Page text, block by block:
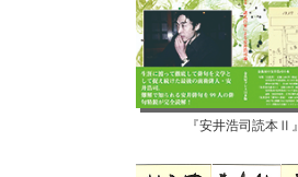
『安井浩司読本Ⅱ』